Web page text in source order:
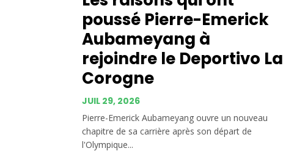
poussé Pierre-Emerick
Aubameyang à
rejoindre le Deportivo La
Corogne
JUIL 29, 2026
Pierre-Emerick Aubameyang ouvre un nouveau
chapitre de sa carrière après son départ de
l'Olympique...